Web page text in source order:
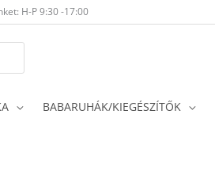
H-P 9:30 -17:00
BABARUHÁK/KIEGÉSZÍTŐK